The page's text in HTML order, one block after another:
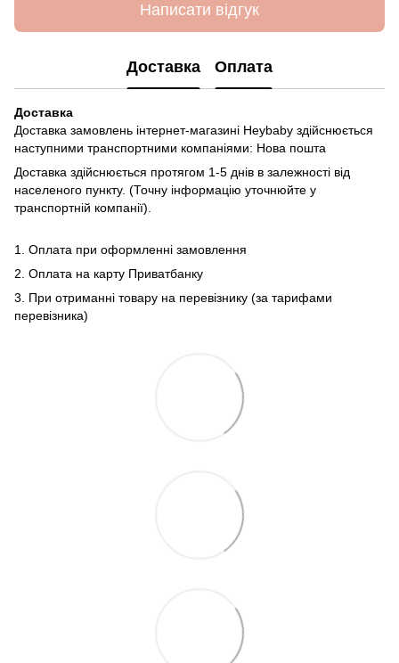
Написати відгук
Доставка Оплата
Доставка
Доставка замовлень інтернет-магазині Heybaby здійснюється
наступними транспортними компаніями: Нова пошта
Доставка здійснюється протягом 1-5 днів в залежності від
населеного пункту. (Точну інформацію уточнюйте у
транспортній компанії).
1. Оплата при оформленні замовлення
2. Оплата на карту Приватбанку
3. При отриманні товару на перевізнику (за тарифами
перевізника)